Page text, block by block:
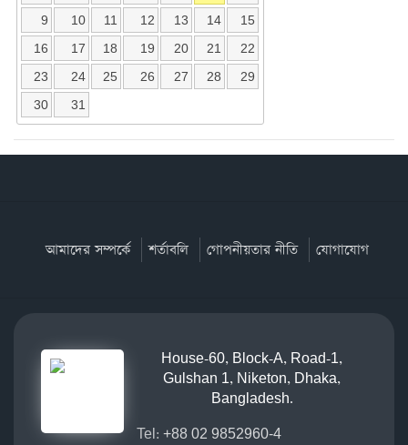
9
10 11 12 13 14
15
16
17 18 19 20 21
22
23
24 25 26 27 28
29
30
31
আমাদের সম্পর্কে শর্তাবলি গোপনীয়তার নীতি যোগাযোগ
House-60, Block-A, Road-1,
Gulshan 1, Niketon, Dhaka,
Bangladesh.
Tel: +88 02 9852960-4